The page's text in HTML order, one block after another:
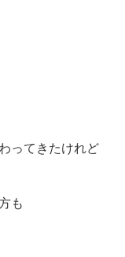
ってきたけれど
も